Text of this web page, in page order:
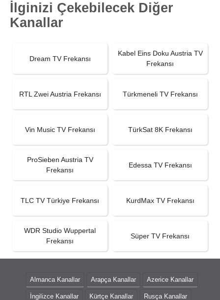
İlginizi Çekebilecek Diğer
Kanallar
Dream TV Frekansı
Kabel Eins Doku Austria TV
Frekansı
RTL Zwei Austria Frekansı Türkmeneli TV Frekansı
Vin Music TV Frekansı TürkSat 8K Frekansı
ProSieben Austria TV
Frekansı
Edessa TV Frekansı
TLC TV Türkiye Frekansı KurdMax TV Frekansı
WDR Studio Wuppertal
Frekansı
Süper TV Frekansı
Almanca Kanallar Arapça Kanallar Azerice Kanallar
İngilizce Kanallar Kürtçe Kanallar Rusça Kanallar